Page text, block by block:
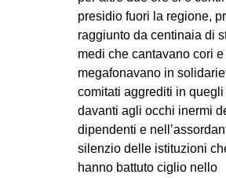
presidio fuori la regione,
raggiunto da centinaia di
medi che cantavano cori e
megafonavano in
comitati aggrediti in quegli
davanti agli occhi inermi
dipendenti e
silenzio delle istituzioni
hanno battuto ciglio nello